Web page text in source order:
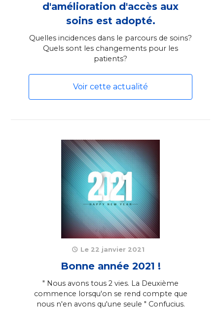
d'amélioration d'accès aux
soins est adopté.
Quelles incidences dans le parcours de soins?
Quels sont les changements pour les
patients?
Voir cette actualité
Le 22 janvier 2021
Bonne année 2021 !
" Nous avons tous 2 vies. La Deuxième
commence lorsqu'on se rend compte que
nous n'en avons qu'une seule " Confucius.